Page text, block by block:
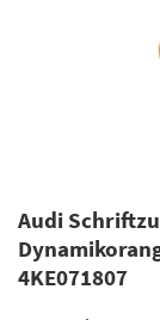
Audi
4KE071807